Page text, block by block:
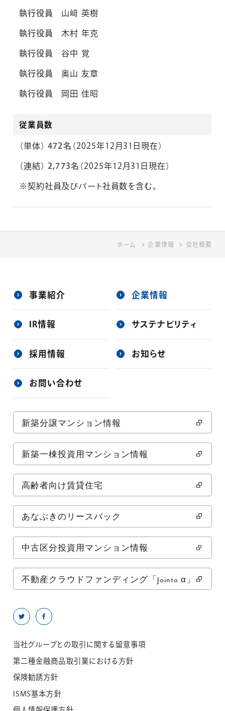
ホーム 企業情報 会社概要
執行役員 山﨑 英樹
執行役員 木村 年克
執行役員 谷中 覚
執行役員 奥山 友章
執行役員 岡田 佳昭
従業員数
（単体）472名 （2025年12月31日現在）
（連結）2,773名 （2025年12月31日現在）
※契約社員及びパート社員数を含む。
ホーム 企業情報 会社概要
事業紹介 企業情報
IR情報 サステナビリティ
採用情報 お知らせ
お問い合わせ
新築分譲マンション情報
新築一棟投資用マンション情報
高齢者向け賃貸住宅
あなぶきのリースバック
中古区分投資用マンション情報
不動産クラウドファンディング「Jointo α」
当社グループとの取引に関する留意事項
第二種金融商品取引業における方針
保険勧誘方針
ISMS基本方針